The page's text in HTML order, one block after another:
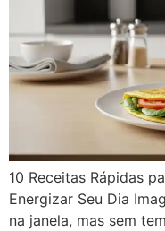
10 Receitas Rápidas
Energizar Seu Dia
na janela, mas sem